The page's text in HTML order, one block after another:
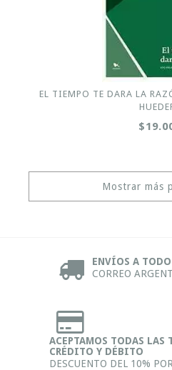
EL TIEMPO TE DARA LA
Mostrar más
ENVÍOS A
CORREO
ACEPTAMOS TODAS LAS
CRÉDITO Y DÉBITO
DESCUENTO DEL 10%